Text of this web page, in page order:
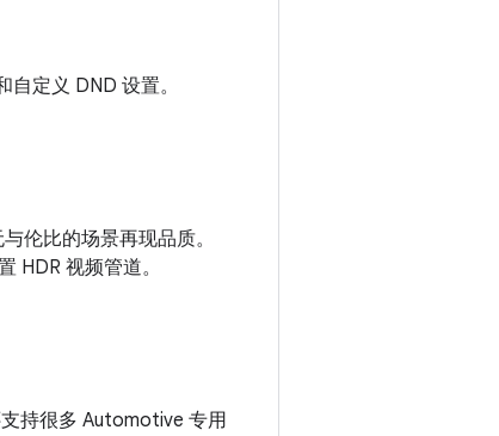
定义 DND 设置。
伦比的场景再现品质。
HDR 视频管道。
持很多 Automotive 专用